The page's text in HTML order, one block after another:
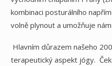
kombinaci posturálního
volně plynout a umožňuje
Hlavním důrazem našeho
terapeutický aspekt jógy.